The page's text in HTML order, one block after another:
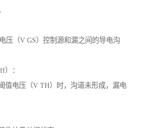
压（V GS）控制源和漏之间的导电沟
）：
值电压（V TH）时，沟道未形成，漏电